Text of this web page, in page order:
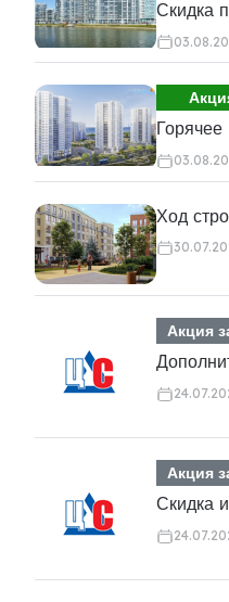
Скидка
Ход
Акция
Акция
Скидка